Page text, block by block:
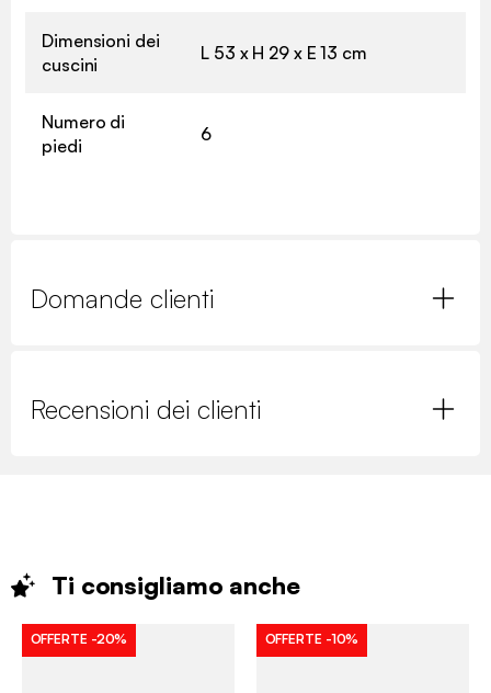
Dimensioni dei
cuscini
L 53 x H 29 x E 13 cm
Numero di
piedi
6
Domande clienti
Recensioni dei clienti
Ti consigliamo anche
OFFERTE -20% OFFERTE -10%